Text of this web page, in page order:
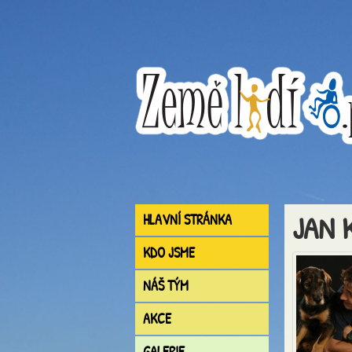
HLAVNÍ STRÁNKA
KDO JSME
NÁŠ TÝM
AKCE
JAN